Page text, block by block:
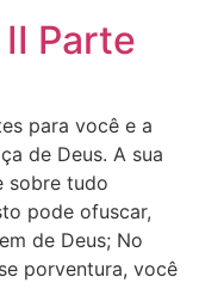
Parte
para você e a
de Deus. A sua
sobre tudo
pode ofuscar,
de Deus; No
porventura, você